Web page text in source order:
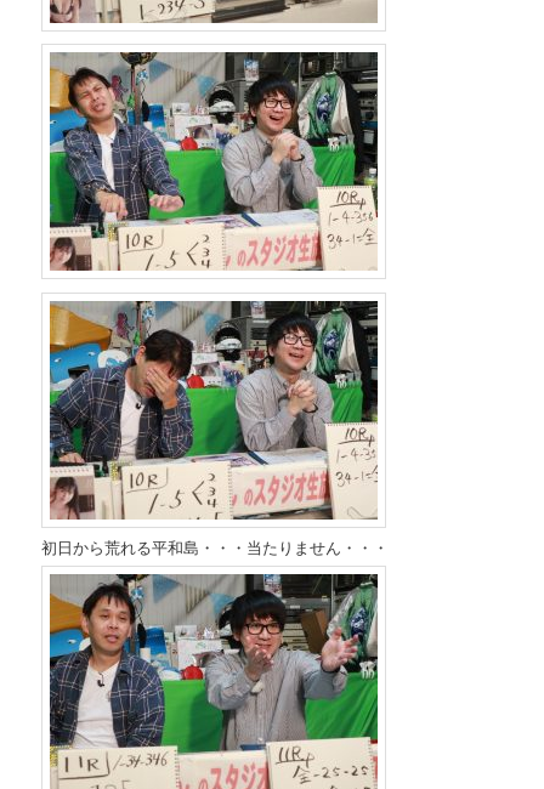
初日から荒れる平和島・・・当たりません・・・